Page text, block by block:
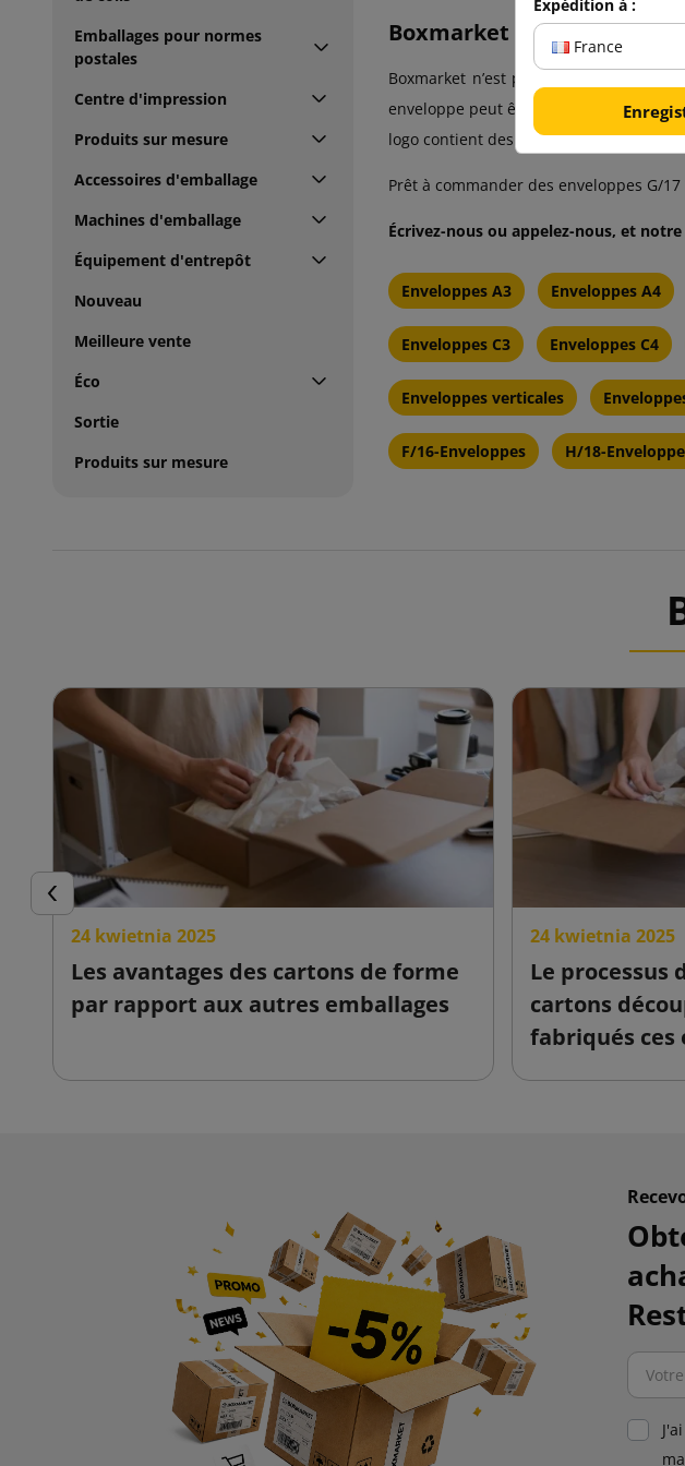
Emballages pour normes
postales
Centre d'impression
Produits sur mesure
Accessoires d'emballage
Machines d'emballage
Équipement d'entrepôt
Nouveau
Meilleure vente
Éco
Sortie
Produits sur mesure
Boxmarket et
Boxmarket n’est pas un simple
enveloppe peut être personnalisée et
logo contient des éléments violets ?
Prêt à commander des enveloppes G/17
Écrivez-nous ou appelez-nous, et
Enveloppes A3 Enveloppes A4
Enveloppes C3 Enveloppes C4
Enveloppes verticales
F/16-Enveloppes H/18-
Précédent
24 kwietnia 2025
Les avantages des cartons de forme
par rapport aux autres emballages
24 kwietnia 2025
Le processus
cartons
fabriqués ces
Expédition à :
France